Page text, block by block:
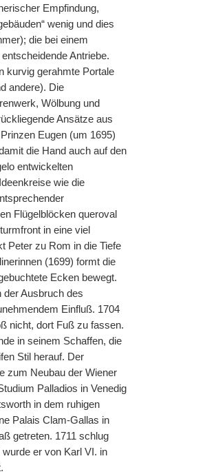
Empfindung,
wenig und dies
die bei einem
Antriebe.
kurvig gerahmte Portale
andere). Die
Wölbung und
Ansätze aus
Eugen (um 1695)
die Hand auch auf den
entwickelten
wie die
Flügelblöcken queroval
in eine viel
Peter zu Rom in die Tiefe
(1699) formt die
Ecken bewegt.
der Ausbruch des
Einfluß. 1704
nicht, dort Fuß zu fassen.
in seinem Schaffen, die
Stil herauf. Der
zum Neubau der Wiener
Palladios in Venedig
in dem ruhigen
Palais Clam-Gallas in
getreten. 1711 schlug
er von Karl VI. in